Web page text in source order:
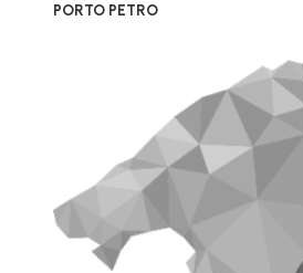
PORTO PETRO